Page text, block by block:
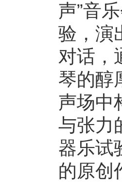
声”音
验，演
对话，
琴的醇
声场中
与张力
器乐试
的原创